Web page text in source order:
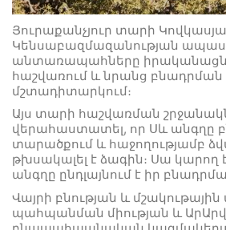
Յուրաքանչյուր տարի
Կենսաբազմազանության
անտառապահները
հաշվառում և նրանց բնադրման
մշտադիտարկում։
Այս տարի հաշվառման
վերահաստատել, որ Սև անգղը
տարածքում և հաջողությամբ
թխսակալել է ձագին։ Սա կարող
անգղը ընդլայնում է իր
Վայրի բնության և
պահպանման միության և